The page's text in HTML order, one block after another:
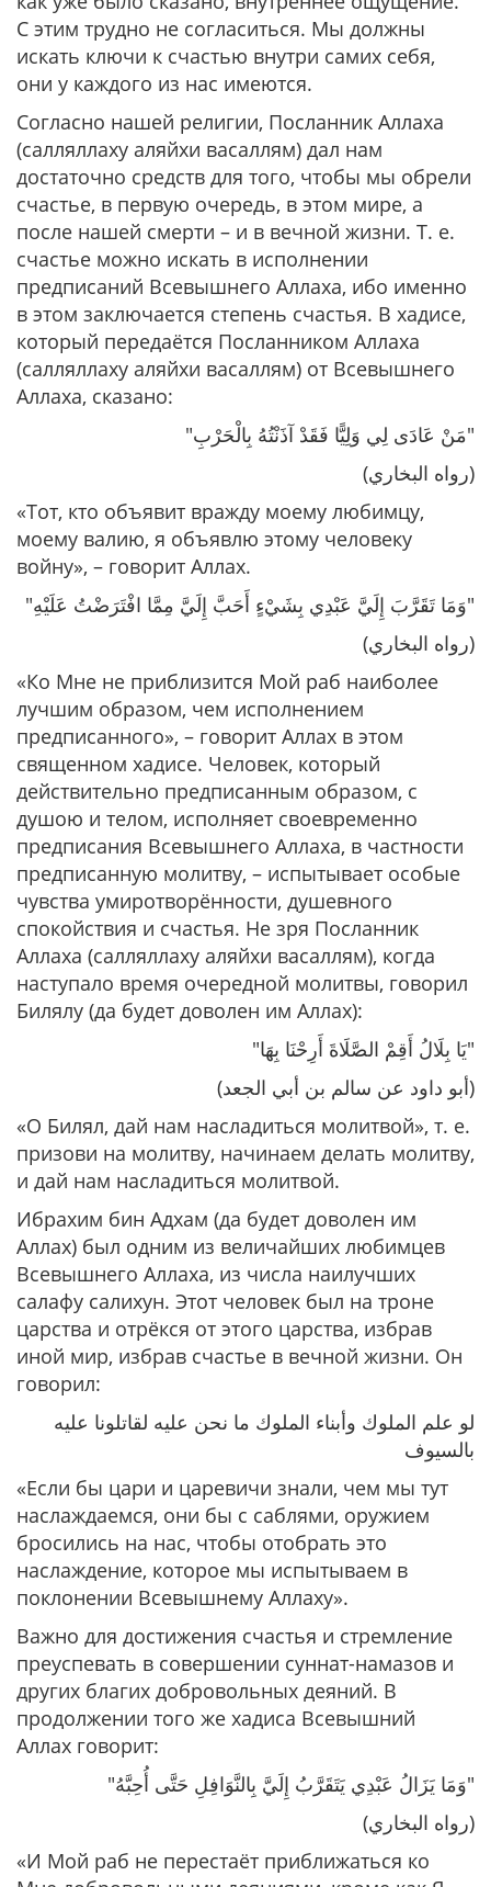
С этим трудно не согласиться. Мы должны
искать ключи к счастью внутри самих себя,
они у каждого из нас имеются.
Согласно нашей религии, Посланник Аллаха
(салляллаху аляйхи васаллям) дал нам
достаточно средств для того, чтобы мы обрели
счастье, в первую очередь, в этом мире, а
после нашей смерти – и в вечной жизни. Т. е.
счастье можно искать в исполнении
предписаний Всевышнего Аллаха, ибо именно
в этом заключается степень счастья. В хадисе,
который передаётся Посланником Аллаха
(салляллаху аляйхи васаллям) от Всевышнего
Аллаха, сказано:
"مَنْ عَادَى لِي وَلِيًّا فَقَدْ آذَنْتُهُ بِالْحَرْبِ"
(رواه البخاري)
«Тот, кто объявит вражду моему любимцу,
моему валию, я объявлю этому человеку
войну», – говорит Аллах.
"وَمَا تَقَرَّبَ إِلَيَّ عَبْدِي بِشَيْءٍ أَحَبَّ إِلَيَّ مِمَّا افْتَرَضْتُ عَلَيْهِ"
(رواه البخاري)
«Ко Мне не приблизится Мой раб наиболее
лучшим образом, чем исполнением
предписанного», – говорит Аллах в этом
священном хадисе. Человек, который
действительно предписанным образом, с
душою и телом, исполняет своевременно
предписания Всевышнего Аллаха, в частности
предписанную молитву, – испытывает особые
чувства умиротворённости, душевного
спокойствия и счастья. Не зря Посланник
Аллаха (салляллаху аляйхи васаллям), когда
наступало время очередной молитвы, говорил
Билялу (да будет доволен им Аллах):
"يَا بِلَالُ أَقِمْ الصَّلَاةَ أَرِحْنَا بِهَا"
(أبو داود عن سالم بن أبي الجعد)
«О Билял, дай нам насладиться молитвой», т. е.
призови на молитву, начинаем делать молитву,
и дай нам насладиться молитвой.
Ибрахим бин Адхам (да будет доволен им
Аллах) был одним из величайших любимцев
Всевышнего Аллаха, из числа наилучших
салафу салихун. Этот человек был на троне
царства и отрёкся от этого царства, избрав
иной мир, избрав счастье в вечной жизни. Он
говорил:
لو علم الملوك وأبناء الملوك ما نحن عليه لقاتلونا عليه
بالسيوف
«Если бы цари и царевичи знали, чем мы тут
наслаждаемся, они бы с саблями, оружием
бросились на нас, чтобы отобрать это
наслаждение, которое мы испытываем в
поклонении Всевышнему Аллаху».
Важно для достижения счастья и стремление
преуспевать в совершении суннат-намазов и
других благих добровольных деяний. В
продолжении того же хадиса Всевышний
Аллах говорит:
"وَمَا يَزَالُ عَبْدِي يَتَقَرَّبُ إِلَيَّ بِالنَّوَافِلِ حَتَّى أُحِبَّهُ"
(رواه البخاري)
«И Мой раб не перестаёт приближаться ко